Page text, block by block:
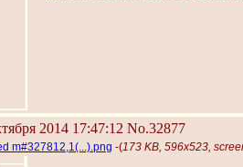
2014 17:47:12 No.32877
m#327812,1(...).png -(173 KB, 596x523,